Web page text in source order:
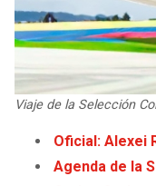
Viaje de la Selección
Oficial: Alexei
Agenda de la